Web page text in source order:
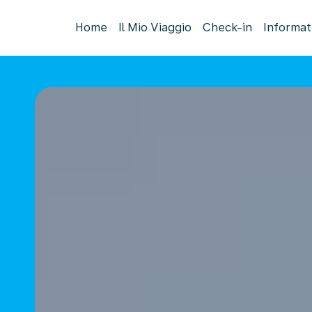
Home Il Mio Viaggio Check-in